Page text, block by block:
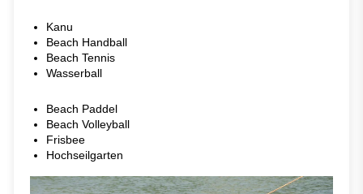
Kanu
Beach Handball
Beach Tennis
Wasserball
Beach Paddel
Beach Volleyball
Frisbee
Hochseilgarten